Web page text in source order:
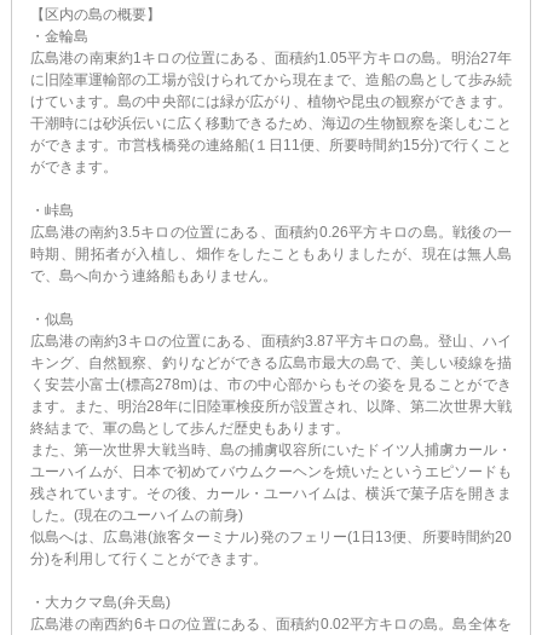
【区内の島の概要】
・金輪島
広島港の南東約1キロの位置にある、面積約1.05平方キロの島。明治27年
に旧陸軍運輸部の工場が設けられてから現在まで、造船の島として歩み続
けています。島の中央部には緑が広がり、植物や昆虫の観察ができます。
干潮時には砂浜伝いに広く移動できるため、海辺の生物観察を楽しむこと
ができます。市営桟橋発の連絡船(１日11便、所要時間約15分)で行くこと
ができます。
・峠島
広島港の南約3.5キロの位置にある、面積約0.26平方キロの島。戦後の一
時期、開拓者が入植し、畑作をしたこともありましたが、現在は無人島
で、島へ向かう連絡船もありません。
・似島
広島港の南約3キロの位置にある、面積約3.87平方キロの島。登山、ハイ
キング、自然観察、釣りなどができる広島市最大の島で、美しい稜線を描
く安芸小富士(標高278m)は、市の中心部からもその姿を見ることができ
ます。また、明治28年に旧陸軍検疫所が設置され、以降、第二次世界大戦
終結まで、軍の島として歩んだ歴史もあります。
また、第一次世界大戦当時、島の捕虜収容所にいたドイツ人捕虜カール・
ユーハイムが、日本で初めてバウムクーヘンを焼いたというエピソードも
残されています。その後、カール・ユーハイムは、横浜で菓子店を開きま
した。(現在のユーハイムの前身)
似島へは、広島港(旅客ターミナル)発のフェリー(1日13便、所要時間約20
分)を利用して行くことができます。
・大カクマ島(弁天島)
広島港の南西約6キロの位置にある、面積約0.02平方キロの島。島全体を